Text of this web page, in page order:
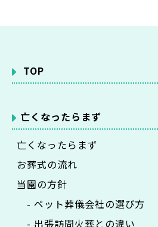
TOP
亡くなったらまず
亡くなったらまず
お葬式の流れ
当園の方針
- ペット葬儀会社の選び方
- 出張訪問火葬との違い